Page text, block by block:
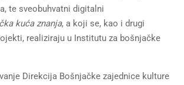
te sveobuhvatni digitalni
kuća znanja, a koji se, kao i drugi
realiziraju u Institutu za bošnjačke
Direkcija Bošnjačke zajednice kulture